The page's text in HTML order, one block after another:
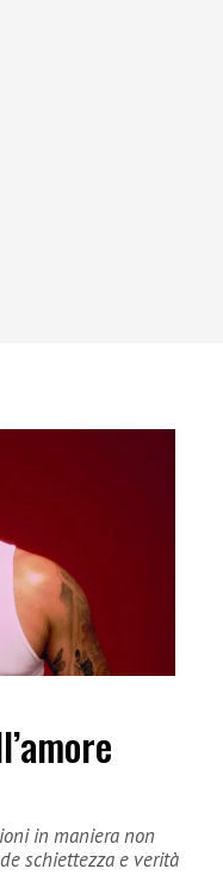
in maniera non
schiettezza e verità